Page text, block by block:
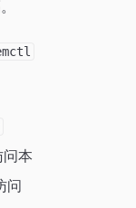
本
问